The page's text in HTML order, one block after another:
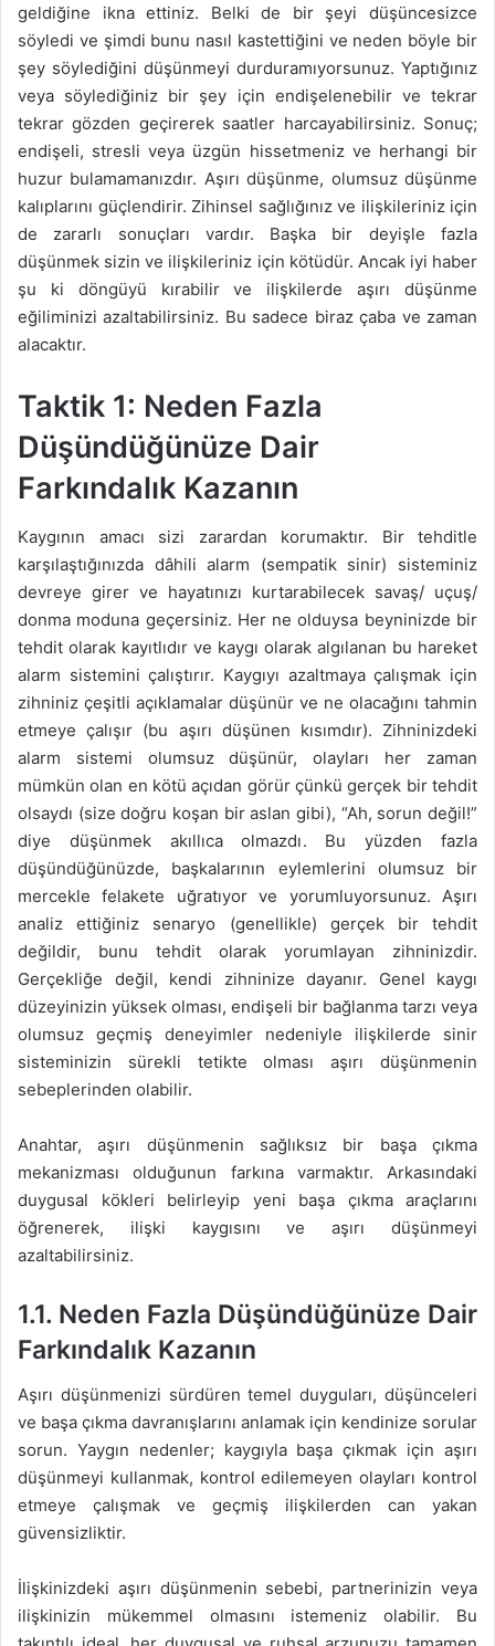
geldiğine ikna ettiniz. Belki de bir şeyi düşüncesizce
söyledi ve şimdi bunu nasıl kastettiğini ve neden böyle bir
şey söylediğini düşünmeyi durduramıyorsunuz. Yaptığınız
veya söylediğiniz bir şey için endişelenebilir ve tekrar
tekrar gözden geçirerek saatler harcayabilirsiniz. Sonuç;
endişeli, stresli veya üzgün hissetmeniz ve herhangi bir
huzur bulamamanızdır. Aşırı düşünme, olumsuz düşünme
kalıplarını güçlendirir. Zihinsel sağlığınız ve ilişkileriniz için
de zararlı sonuçları vardır. Başka bir deyişle fazla
düşünmek sizin ve ilişkileriniz için kötüdür. Ancak iyi haber
şu ki döngüyü kırabilir ve ilişkilerde aşırı düşünme
eğiliminizi azaltabilirsiniz. Bu sadece biraz çaba ve zaman
alacaktır.
Taktik 1: Neden Fazla
Düşündüğünüze Dair
Farkındalık Kazanın
Kaygının amacı sizi zarardan korumaktır. Bir tehditle
karşılaştığınızda dâhili alarm (sempatik sinir) sisteminiz
devreye girer ve hayatınızı kurtarabilecek savaş/ uçuş/
donma moduna geçersiniz. Her ne olduysa beyninizde bir
tehdit olarak kayıtlıdır ve kaygı olarak algılanan bu hareket
alarm sistemini çalıştırır. Kaygıyı azaltmaya çalışmak için
zihniniz çeşitli açıklamalar düşünür ve ne olacağını tahmin
etmeye çalışır (bu aşırı düşünen kısımdır). Zihninizdeki
alarm sistemi olumsuz düşünür, olayları her zaman
mümkün olan en kötü açıdan görür çünkü gerçek bir tehdit
olsaydı (size doğru koşan bir aslan gibi), “Ah, sorun değil!”
diye düşünmek akıllıca olmazdı. Bu yüzden fazla
düşündüğünüzde, başkalarının eylemlerini olumsuz bir
mercekle felakete uğratıyor ve yorumluyorsunuz. Aşırı
analiz ettiğiniz senaryo (genellikle) gerçek bir tehdit
değildir, bunu tehdit olarak yorumlayan zihninizdir.
Gerçekliğe değil, kendi zihninize dayanır. Genel kaygı
düzeyinizin yüksek olması, endişeli bir bağlanma tarzı veya
olumsuz geçmiş deneyimler nedeniyle ilişkilerde sinir
sisteminizin sürekli tetikte olması aşırı düşünmenin
sebeplerinden olabilir.
Anahtar, aşırı düşünmenin sağlıksız bir başa çıkma
mekanizması olduğunun farkına varmaktır. Arkasındaki
duygusal kökleri belirleyip yeni başa çıkma araçlarını
öğrenerek, ilişki kaygısını ve aşırı düşünmeyi
azaltabilirsiniz.
1.1. Neden Fazla Düşündüğünüze Dair
Farkındalık Kazanın
Aşırı düşünmenizi sürdüren temel duyguları, düşünceleri
ve başa çıkma davranışlarını anlamak için kendinize sorular
sorun. Yaygın nedenler; kaygıyla başa çıkmak için aşırı
düşünmeyi kullanmak, kontrol edilemeyen olayları kontrol
etmeye çalışmak ve geçmiş ilişkilerden can yakan
güvensizliktir.
İlişkinizdeki aşırı düşünmenin sebebi, partnerinizin veya
ilişkinizin mükemmel olmasını istemeniz olabilir. Bu